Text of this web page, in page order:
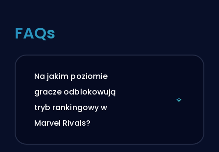
FAQs
Na jakim poziomie
gracze odblokowują
tryb rankingowy w
Marvel Rivals?